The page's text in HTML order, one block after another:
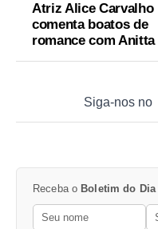
Atriz Alice Carvalho
comenta boatos de
romance com Anitta
Siga-nos no
Receba o Boletim do Dia